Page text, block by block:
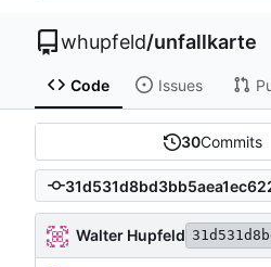
whupfeld/unfallkarte
Code Issues
30Commits
Walter Hupfeld